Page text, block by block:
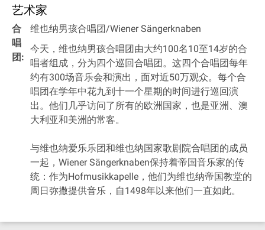
艺术家
合
唱
团:
维也纳男孩合唱团/Wiener Sängerknaben
今天，维也纳男孩合唱团由大约100名10至14岁的合
唱者组成，分为四个巡回合唱团。这四个合唱团每年
约有300场音乐会和演出，面对近50万观众。每个合
唱团在学年中花九到十一个星期的时间进行巡回演
出。他们几乎访问了所有的欧洲国家，也是亚洲、澳
大利亚和美洲的常客。
与维也纳爱乐乐团和维也纳国家歌剧院合唱团的成员
一起，Wiener Sängerknaben保持着帝国音乐家的传
统：作为Hofmusikkapelle，他们为维也纳帝国教堂的
周日弥撒提供音乐，自1498年以来他们一直如此。